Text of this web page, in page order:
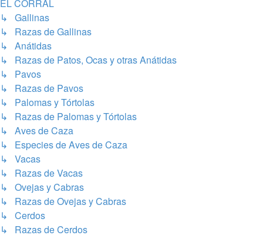
EL CORRAL
↳ Gallinas
↳ Razas de Gallinas
↳ Anátidas
↳ Razas de Patos, Ocas y otras Anátidas
↳ Pavos
↳ Razas de Pavos
↳ Palomas y Tórtolas
↳ Razas de Palomas y Tórtolas
↳ Aves de Caza
↳ Especies de Aves de Caza
↳ Vacas
↳ Razas de Vacas
↳ Ovejas y Cabras
↳ Razas de Ovejas y Cabras
↳ Cerdos
↳ Razas de Cerdos